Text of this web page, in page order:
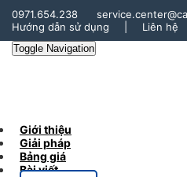
0971.654.238
Hướng dẫn sử dụng
Liên hệ
Toggle Navigation
Giới thiệu
Giải pháp
Bảng giá
Bài viết